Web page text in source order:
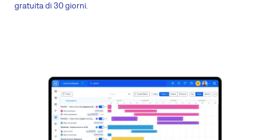
gratuita di 30 giorni.